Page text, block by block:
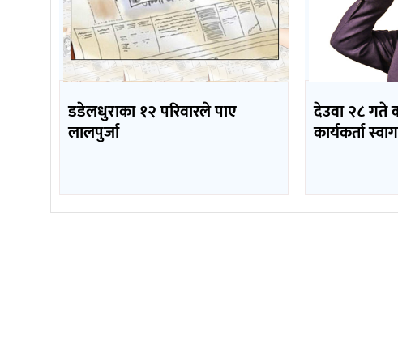
डडेलधुराका १२ परिवारले पाए
लालपुर्जा
देउवा २८ गते
कार्यकर्ता